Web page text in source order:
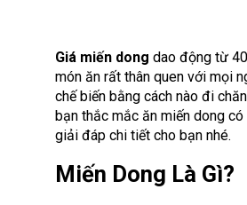
Giá miến dong dao động từ
món ăn rất thân quen với mọi
chế biến bằng cách nào đi
bạn thắc mắc ăn miến dong
giải đáp chi tiết cho bạn nhé.
Miến Dong Là Gì?